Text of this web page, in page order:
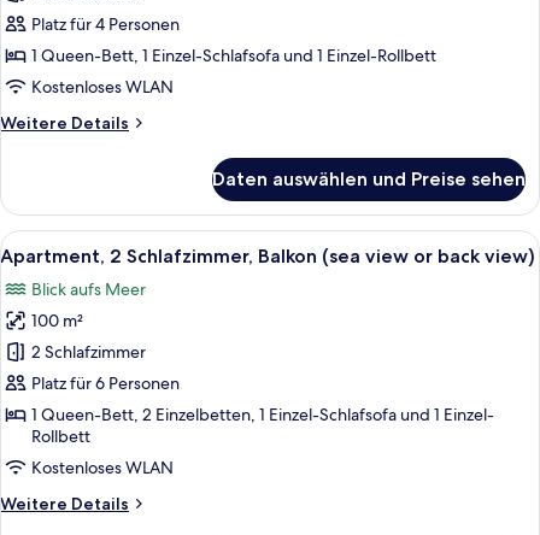
Apartment,
1
Schlafzimmer,
anzeigen
Platz für 4 Personen
1 Queen-Bett, 1 Einzel-Schlafsofa und 1 Einzel-Rollbett
Kostenloses WLAN
Weitere Details
Weitere
Apartment,
Schlafzimmer,
Meerblick
Daten auswählen und Preise sehen
Alle
Fotos
für
Apartment,
2 Schlafzimmer,
Balkon
(sea
view
or
back
view)
Eine moderne Küche mit
6
Apartment, 2 Schlafzimmer, Balkon (sea view or back view)
Blick aufs Meer
100 m²
2 Schlafzimmer
Platz für 6 Personen
1 Queen-Bett, 2 Einzelbetten, 1 Einzel-Schlafsofa und 1 Einzel-
Rollbett
Kostenloses WLAN
Weitere Details
Weitere